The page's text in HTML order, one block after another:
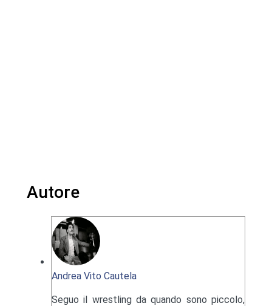
Autore
Andrea Vito Cautela
Seguo il wrestling da quando sono piccolo,